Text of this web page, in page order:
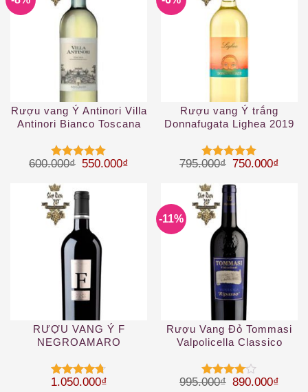
Rượu vang Ý Antinori Villa
Antinori Bianco Toscana
Được xếp
sao
600.000₫ Giá gốc là: 600.000₫.
550.000₫ Giá hiện tại là: 550.000₫.
Rượu vang Ý trắng
Donnafugata Lighea 2019
Được xếp
sao
795.000₫ Giá gốc là:
750.000₫
RƯỢU VANG Ý F
NEGROAMARO
Được xếp
1.050.000₫
-11%
Rượu Vang Đỏ Tommasi
Valpolicella Classico
Được
995.000₫ Giá gốc là:
890.000₫